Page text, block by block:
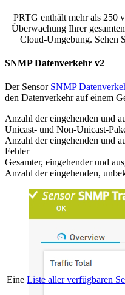
PRTG enthält mehr als 250
Überwachung Ihrer
Cloud-Umgebung. Sehen
SNMP Datenverkehr v2
Der Sensor SNMP
den Datenverkehr auf einem
Anzahl der eingehenden und
Unicast- und Non-Unicast-
Anzahl der eingehenden und
Fehler
Gesamter, eingehender und
Anzahl der eingehenden,
Eine Liste aller verfügbaren